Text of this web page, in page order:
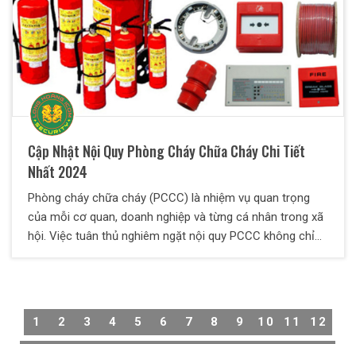
Cập Nhật Nội Quy Phòng Cháy Chữa Cháy Chi Tiết
Nhất 2024
Phòng cháy chữa cháy (PCCC) là nhiệm vụ quan trọng
của mỗi cơ quan, doanh nghiệp và từng cá nhân trong xã
hội. Việc tuân thủ nghiêm ngặt nội quy PCCC không chỉ
1
2 3 4 5 6 7 8 9 10 11 12